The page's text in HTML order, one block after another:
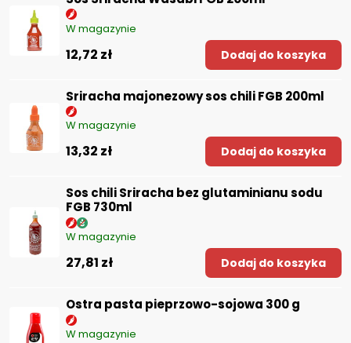
W magazynie
12,72 zł Dodaj do koszyka
Sriracha majonezowy sos chili FGB 200ml
W magazynie
13,32 zł Dodaj do koszyka
Sos chili Sriracha bez glutaminianu sodu
FGB 730ml
W magazynie
27,81 zł Dodaj do koszyka
Ostra pasta pieprzowo-sojowa 300 g
W magazynie